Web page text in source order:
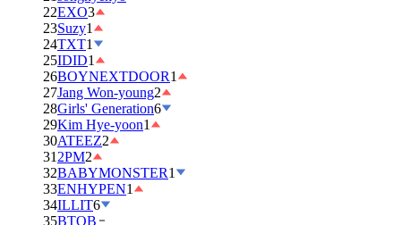
22EXO3
23Suzy1
24TXT1
25IDID1
26BOYNEXTDOOR1
27Jang Won-young2
28Girls' Generation6
29Kim Hye-yoon1
30ATEEZ2
31 2PM2
32BABYMONSTER1
33ENHYPEN1
34ILLIT6
35BTOB